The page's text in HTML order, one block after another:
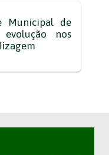
Municipal de
nos